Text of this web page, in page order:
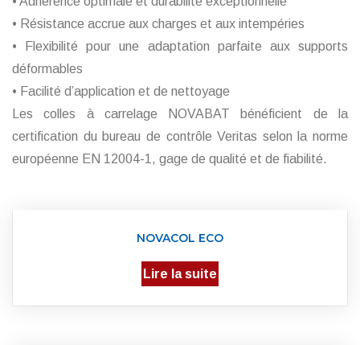
• Résistance accrue aux charges et aux intempéries
• Flexibilité pour une adaptation parfaite aux supports
déformables
• Facilité d’application et de nettoyage
Les colles à carrelage NOVABAT bénéficient de la
certification du bureau de contrôle Veritas selon la norme
européenne EN 12004-1, gage de qualité et de fiabilité.
NOVACOL ECO
Lire la suite